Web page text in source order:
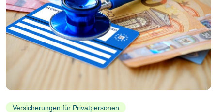
Versicherungen für Privatpersonen